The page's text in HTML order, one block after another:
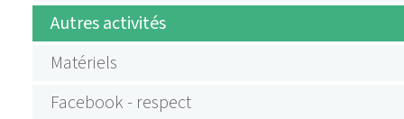
Autres activités
Matériels
Facebook - respect